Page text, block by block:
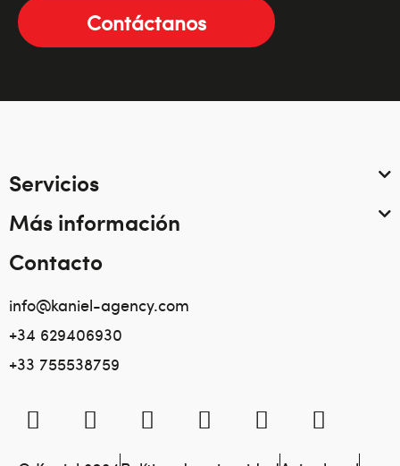
Contáctanos
Servicios
Más información
Contacto
info@kaniel-agency.com
+34 629406930
+33 755538759